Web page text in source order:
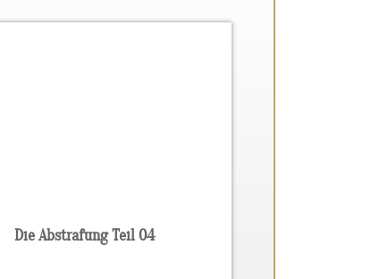
Die Abstrafung Teil 04